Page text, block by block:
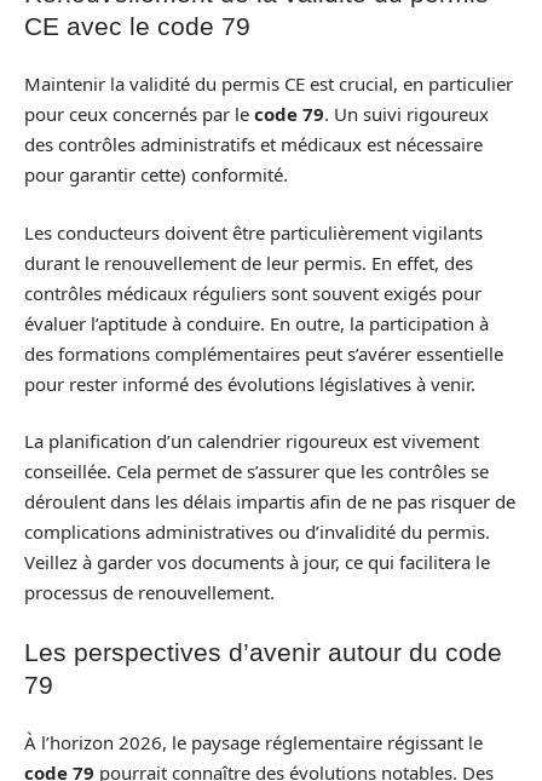
CE avec le code 79
Maintenir la validité du permis CE est crucial, en particulier
pour ceux concernés par le code 79. Un suivi rigoureux
des contrôles administratifs et médicaux est nécessaire
pour garantir cette) conformité.
Les conducteurs doivent être particulièrement vigilants
durant le renouvellement de leur permis. En effet, des
contrôles médicaux réguliers sont souvent exigés pour
évaluer l’aptitude à conduire. En outre, la participation à
des formations complémentaires peut s’avérer essentielle
pour rester informé des évolutions législatives à venir.
La planification d’un calendrier rigoureux est vivement
conseillée. Cela permet de s’assurer que les contrôles se
déroulent dans les délais impartis afin de ne pas risquer de
complications administratives ou d’invalidité du permis.
Veillez à garder vos documents à jour, ce qui facilitera le
processus de renouvellement.
Les perspectives d’avenir autour du code
79
À l’horizon 2026, le paysage réglementaire régissant le
code 79 pourrait connaître des évolutions notables. Des